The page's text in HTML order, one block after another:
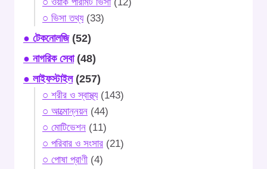
○ ভিসা তথ্য(33)
● টেকনোলজি(52)
● নাগরিক সেবা(48)
● লাইফস্টাইল(257)
○ শরীর ও স্বাস্থ্য(143)
○ আত্মোন্নয়ন (44)
○ মোটিভেশন (11)
○ পরিবার ও সংসার (21)
○ পোষা প্রাণী (4)